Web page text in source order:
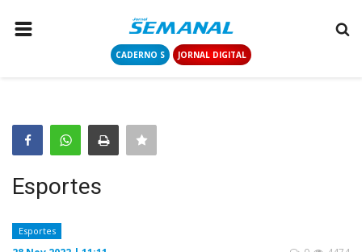
CADERNO S JORNAL DIGITAL
COLUNISTAS
CONTATO
LOGIN
CADASTRAR
Esportes
Esportes